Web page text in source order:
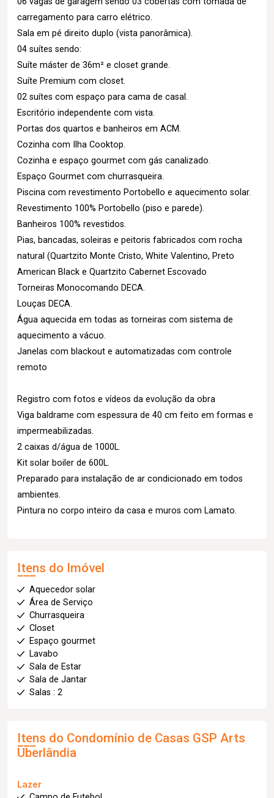
carregamento para carro elétrico.
Sala em pé direito duplo (vista panorâmica).
04 suítes sendo:
Suíte máster de 36m² e closet grande.
Suíte Premium com closet.
02 suítes com espaço para cama de casal.
Escritório independente com vista.
Portas dos quartos e banheiros em ACM.
Cozinha com Ilha Cooktop.
Cozinha e espaço gourmet com gás canalizado.
Espaço Gourmet com churrasqueira.
Piscina com revestimento Portobello e aquecimento solar.
Revestimento 100% Portobello (piso e parede).
Banheiros 100% revestidos.
Pias, bancadas, soleiras e peitoris fabricados com rocha
natural (Quartzito Monte Cristo, White Valentino, Preto
American Black e Quartzito Cabernet Escovado
Torneiras Monocomando DECA.
Louças DECA.
Água aquecida em todas as torneiras com sistema de
aquecimento a vácuo.
Janelas com blackout e automatizadas com controle
remoto
Registro com fotos e vídeos da evolução da obra
Viga baldrame com espessura de 40 cm feito em formas e
impermeabilizadas.
2 caixas d/água de 1000L.
Kit solar boiler de 600L.
Preparado para instalação de ar condicionado em todos
ambientes.
Pintura no corpo inteiro da casa e muros com Lamato.
Itens do Imóvel
Aquecedor solar
Área de Serviço
Churrasqueira
Closet
Espaço gourmet
Lavabo
Sala de Estar
Sala de Jantar
Salas : 2
Itens do Condomínio de Casas GSP Arts
Uberlândia
Lazer